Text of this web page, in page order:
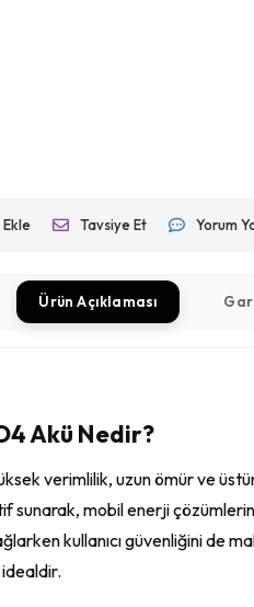
Tavsiye Et Yorum
Ürün Açıklaması
Akü Nedir?
verimlilik, uzun ömür ve
mobil enerji
kullanıcı güvenliğini de